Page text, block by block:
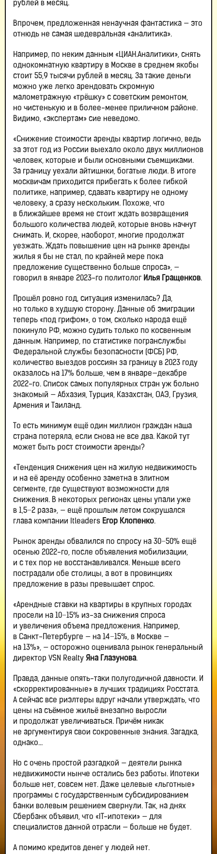
рублей в месяц.
Впрочем, предложенная ненаучная фантастика — это
отнюдь не самая шедевральная «аналитика».
Например, по неким данным «ЦИАН.Аналитики», снять
однокомнатную квартиру в Москве в среднем якобы
стоит 55,9 тысячи рублей в месяц. За такие деньги
можно уже легко арендовать скромную
малометражную «трёшку» с советским ремонтом,
но чистенькую и в более-менее приличном районе.
Видимо, «экспертам» сие неведомо.
«Снижение стоимости аренды квартир логично, ведь
за этот год из России выехало около двух миллионов
человек, которые и были основными съемщиками.
За границу уехали айтишнки, богатые люди. В итоге
москвичам приходится прибегать к более гибкой
политике, например, сдавать квартиру не одному
человеку, а сразу нескольким. Похоже, что
в ближайшее время не стоит ждать возвращения
большого количества людей, которые вновь начнут
снимать. И, скорее, наоборот, многие продолжат
уезжать. Ждать повышение цен на рынке аренды
жилья я бы не стал, по крайней мере пока
предложение существенно больше спроса», —
говорил в январе 2023-го политолог Илья Гращенков.
Прошёл ровно год, ситуация изменилась? Да,
но только в худшую сторону. Данные об эмиграции
теперь «под грифом», о том, сколько народа ещё
покинуло РФ, можно судить только по косвенным
данным. Например, по статистике погранслужбы
Федеральной службы безопасности (ФСБ) РФ,
количество выездов россиян за границу в 2023 году
оказалось на 17% больше, чем в январе—декабре
2022-го. Список самых популярных стран уж больно
знакомый — Абхазия, Турция, Казахстан, ОАЭ, Грузия,
Армения и Таиланд.
То есть минимум ещё один миллион граждан наша
страна потеряла, если снова не все два. Какой тут
может быть рост стоимости аренды?
«Тенденция снижения цен на жилую недвижимость
и на её аренду особенно заметна в элитном
сегменте, где существуют возможности для
снижения. В некоторых регионах цены упали уже
в 1,5−2 раза», — ещё прошлым летом сокрушался
глава компании Itleaders Егор Клопенко.
Рынок аренды обвалился по спросу на 30−50% ещё
осенью 2022-го, после объявления мобилизации,
и с тех пор не восстанавливался. Меньше всего
пострадали обе столицы, а вот в провинциях
предложение в разы превышает спрос.
«Арендные ставки на квартиры в крупных городах
просели на 10−15% из-за снижения спроса
и увеличения объема предложения. Например,
в Санкт-Петербурге — на 14−15%, в Москве —
на 13%», — осторожно оценивала рынок генеральный
директор VSN Realty Яна Глазунова.
Правда, данные опять-таки полугодичной давности. И
«скорректированные» в лучших традициях Росстата.
А сейчас все риэлтеры вдруг начали утверждать, что
цены на съёмное жильё внезапно выросли
и продолжат увеличиваться. Причём никак
не аргументируя свои сокровенные знания. Загадка,
однако…
Но с очень простой разгадкой — деятели рынка
недвижимости нынче остались без работы. Ипотеки
больше нет, совсем нет. Даже целевые «льготные»
программы с государственным субсидированием
банки волевым решением свернули. Так, на днях
Сбербанк объявил, что «IT-ипотеки» — для
специалистов данной отрасли — больше не будет.
А помимо кредитов денег у людей нет.